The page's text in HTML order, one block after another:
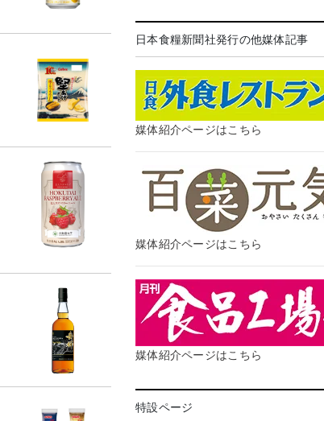
日本食糧新聞社発行の他媒体記事
媒体紹介ページはこちら
媒体紹介ページはこちら
媒体紹介ページはこちら
特設ページ